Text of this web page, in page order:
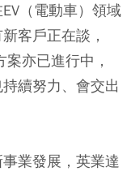
（電動車）領域
客戶正在談，
亦已進行中，
續努力、會交出
業發展，英業達